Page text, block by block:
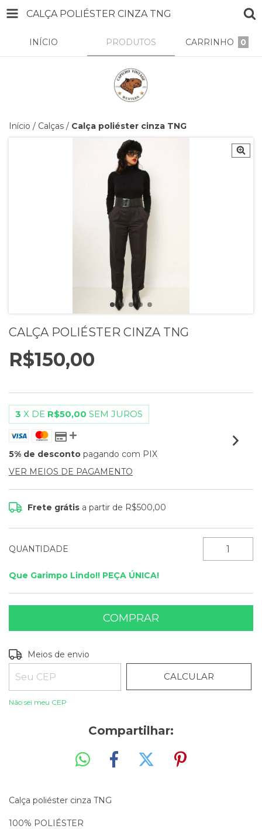
CALÇA POLIÉSTER CINZA TNG
INÍCIO PRODUTOS CARRINHO 0
Início / Calças / Calça poliéster cinza TNG
CALÇA POLIÉSTER CINZA TNG
R$150,00
3 X DE R$50,00 SEM JUROS
5% de desconto pagando com PIX
VER MEIOS DE PAGAMENTO
Frete grátis a partir de R$500,00
QUANTIDADE
Que Garimpo Lindo!! PEÇA ÚNICA!
Entregas para o CEP:
Meios de envio
CALCULAR
Não sei meu CEP
Compartilhar:
Calça poliéster cinza TNG
100% POLIÉSTER